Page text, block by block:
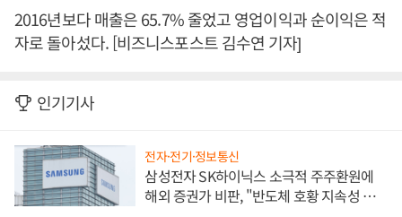
2016년보다 매출은 65.7% 줄었고 영업이익과 순이익은 적
자로 돌아섰다. [비즈니스포스트 김수연 기자]
인기기사
전자·전기·정보통신
삼성전자 SK하이닉스 소극적 주주환원에
해외 증권가 비판, "반도체 호황 지속성 의